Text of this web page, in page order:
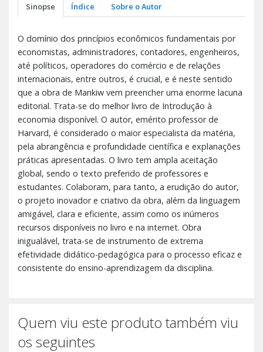
Sinopse Índice Sobre o Autor
O domínio dos princípios econômicos fundamentais por
economistas, administradores, contadores, engenheiros,
até políticos, operadores do comércio e de relações
internacionais, entre outros, é crucial, e é neste sentido
que a obra de Mankiw vem preencher uma enorme lacuna
editorial. Trata-se do melhor livro de Introdução à
economia disponível. O autor, emérito professor de
Harvard, é considerado o maior especialista da matéria,
pela abrangência e profundidade científica e explanações
práticas apresentadas. O livro tem ampla aceitação
global, sendo o texto preferido de professores e
estudantes. Colaboram, para tanto, a erudição do autor,
o projeto inovador e criativo da obra, além da linguagem
amigável, clara e eficiente, assim como os inúmeros
recursos disponíveis no livro e na internet. Obra
inigualável, trata-se de instrumento de extrema
efetividade didático-pedagógica para o processo eficaz e
consistente do ensino-aprendizagem da disciplina.
Quem viu este produto também viu
os seguintes